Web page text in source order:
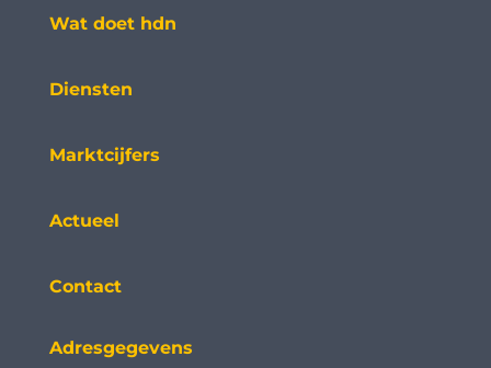
Wat doet hdn
Diensten
Marktcijfers
Actueel
Contact
Adresgegevens